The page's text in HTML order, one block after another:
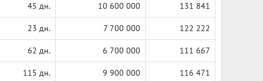
45 дн. 10 600 000 131 841
23 дн. 7 700 000 122 222
62 дн. 6 700 000 111 667
115 дн. 9 900 000 116 471